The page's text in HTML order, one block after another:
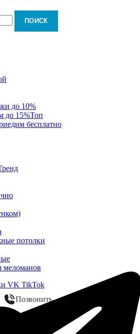
ПОИСК
до 10%
до 15%Топ
бесплатно
потолки
меломанов
VK TikTok
Позвонить